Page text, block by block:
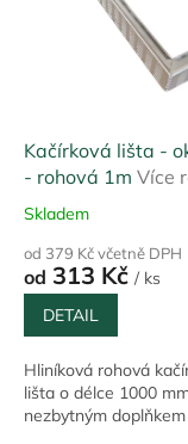
Kačírková lišta -
- rohová 1m Více
Skladem
od 379 Kč včetně DPH
od 313 Kč / ks
DETAIL
Hliníková rohová
lišta o délce 1000
nezbytným doplňkem